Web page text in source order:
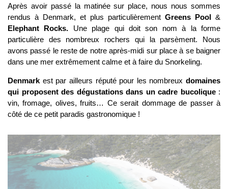
Après avoir passé la matinée sur place, nous nous sommes
rendus à Denmark, et plus particulièrement Greens Pool &
Elephant Rocks. Une plage qui doit son nom à la forme
particulière des nombreux rochers qui la parsèment. Nous
avons passé le reste de notre après-midi sur place à se baigner
dans une mer extrêmement calme et à faire du Snorkeling.
Denmark est par ailleurs réputé pour les nombreux domaines
qui proposent des dégustations dans un cadre bucolique:
vin, fromage, olives, fruits… Ce serait dommage de passer à
côté de ce petit paradis gastronomique !